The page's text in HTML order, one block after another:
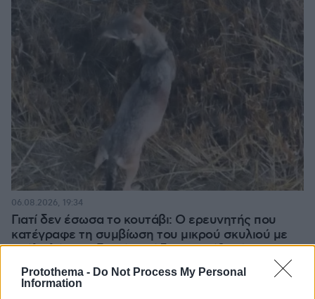
Protothema - Do Not Process My Personal
Information
Γιατί δεν έσωσα το κουτάβι: Ο ερευνητής που
κατέγραφε τη συμβίωση του μικρού σκυλιού με
αγέλη λύκων εξηγεί γιατί δεν επενέβη, όταν το
είδε άρρωστο
06.08.2026, 19:34